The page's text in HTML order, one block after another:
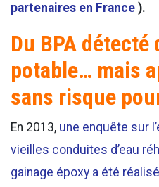
partenaires en France ).
Du BPA détecté
potable… mais
sans risque
En 2013, une enquête sur
vieilles conduites d’eau
gainage époxy a été